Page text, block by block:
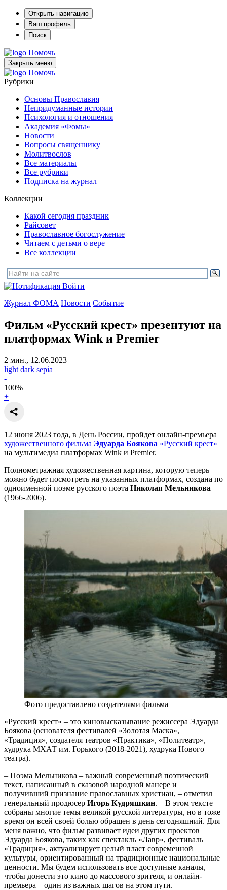
Открыть навигацию
Ваш профиль
Поиск
Помочь
Закрыть меню
Помочь
Рубрики
Основы Православия
Непридуманные истории
Психология и отношения
Академия «Фомы»
Новости
Вопросы священнику
Молитвослов
Все материалы
Все рубрики
Подписка на журнал
Коллекции
Какой сегодня праздник
Райсовет
Православное богослужение
Читаем с детьми о вере
Все коллекции
Войти
Журнал ФОМА Новости Событие
Фильм «Русский крест» презентуют на
платформах Wink и Premier
2 мин., 12.06.2023
light dark sepia
-
100%
+
12 июня 2023 года, в День России, пройдет онлайн-премьера
художественного фильма Эдуарда Боякова «Русский крест»
на мультимедиа платформах Wink и Premier.
Полнометражная художественная картина, которую теперь
можно будет посмотреть на указанных платформах, создана по
одноименной поэме русского поэта Николая Мельникова
(1966-2006).
Фото предоставлено создателями фильма
«Русский крест» – это киновысказывание режиссера Эдуарда
Боякова (основателя фестивалей «Золотая Маска»,
«Традиция», создателя театров «Практика», «Политеатр»,
худрука МХАТ им. Горького (2018-2021), худрука Нового
театра).
– Поэма Мельникова – важный современный поэтический
текст, написанный в сказовой народной манере и
получивший признание православных христиан, – отметил
генеральный продюсер Игорь Кудряшкин. – В этом тексте
собраны многие темы великой русской литературы, но в тоже
время он всей своей болью обращен в день сегодняшний. Для
меня важно, что фильм развивает идеи других проектов
Эдуарда Боякова, таких как спектакль «Лавр», фестиваль
«Традиция», актуализирует целый пласт современной
культуры, ориентированный на традиционные национальные
ценности. Мы будем использовать все доступные каналы,
чтобы донести это кино до массового зрителя, и онлайн-
премьера – один из важных шагов на этом пути.